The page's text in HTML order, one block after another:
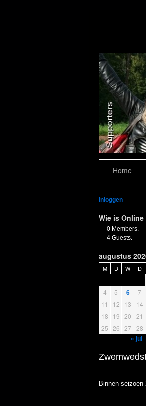
Home
Inloggen
Wie is Online
0 Members.
4 Guests.
augustus
M D W D
4 5 6 7
11
12 13 14
18
19 20 21
25 26 27 28
« jul
Binnen seizoen